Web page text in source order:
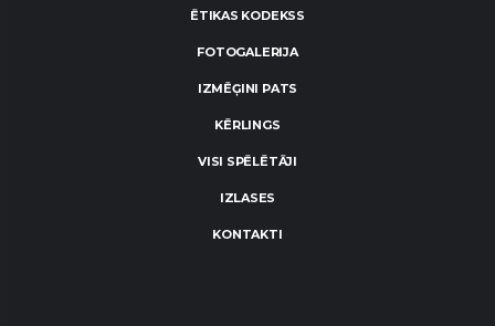
ĒTIKAS KODEKSS
FOTOGALERIJA
IZMĒĢINI PATS
KĒRLINGS
VISI SPĒLĒTĀJI
IZLASES
KONTAKTI